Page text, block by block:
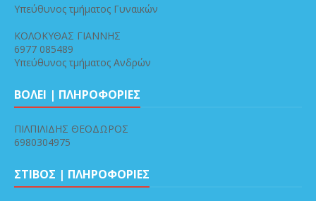
Υπεύθυνος τμήματος Γυναικών
ΚΟΛΟΚΥΘΑΣ ΓΙΑΝΝΗΣ
6977 085489
Υπεύθυνος τμήματος Ανδρών
ΒΟΛΕΙ | ΠΛΗΡΟΦΟΡΙΕΣ
ΠΙΛΠΙΛΙΔΗΣ ΘΕΟΔΩΡΟΣ
6980304975
ΣΤΙΒΟΣ | ΠΛΗΡΟΦΟΡΙΕΣ